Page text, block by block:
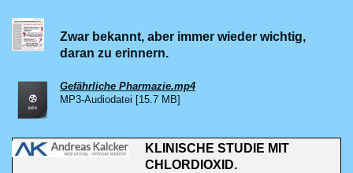
Zwar bekannt, aber immer wieder wichtig,
daran zu erinnern.
Gefährliche Pharmazie.mp4
MP3-Audiodatei [15.7 MB]
KLINISCHE STUDIE MIT
CHLORDIOXID.